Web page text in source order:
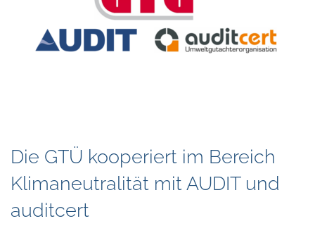
Die GTÜ kooperiert im Bereich
Klimaneutralität mit AUDIT und
auditcert